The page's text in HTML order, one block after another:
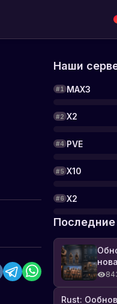
Наши
#1 MAX3
#2 X2
#4 PVE
#5 X10
#6 X2
Последние
Rust: